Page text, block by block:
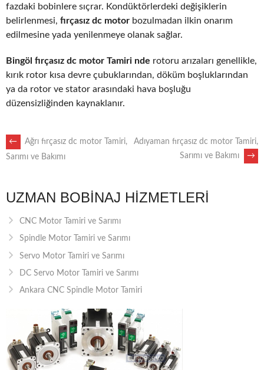
fazdaki bobinlere sıçrar. Kondüktörlerdeki değişiklerin
belirlenmesi, fırçasız dc motor bozulmadan ilkin onarım
edilmesine yada yenilenmeye olanak sağlar.
Bingöl fırçasız dc motor Tamiri nde rotoru arızaları genellikle,
kırık rotor kısa devre çubuklarından, döküm boşluklarından
ya da rotor ve stator arasındaki hava boşluğu
düzensizliğinden kaynaklanır.
POST
←
Ağrı fırçasız dc motor Tamiri,
Sarımı ve Bakımı
Adıyaman fırçasız dc motor Tamiri,
Sarımı ve Bakımı
→
UZMAN BOBINAJ HIZMETLERI
CNC Motor Tamiri ve Sarımı
Spindle Motor Tamiri ve Sarımı
Servo Motor Tamiri ve Sarımı
DC Servo Motor Tamiri ve Sarımı
Ankara CNC Spindle Motor Tamiri